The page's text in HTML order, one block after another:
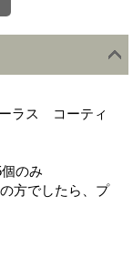
ラス コーティ
のみ
方でしたら、プ